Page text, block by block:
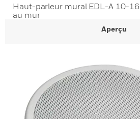
Haut-parleur mural EDL-A 10-
au mur
Aperçu